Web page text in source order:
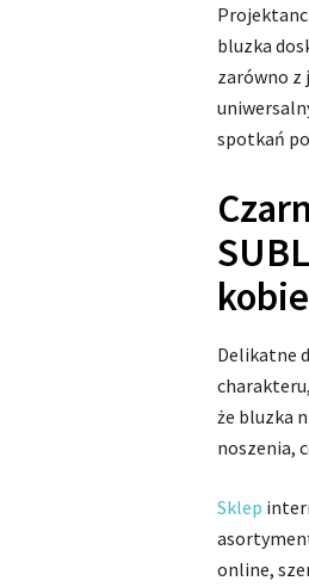
bluzka
zarówno z
spotkań
Delikatne
że bluzka
noszenia,
Sklep
online,